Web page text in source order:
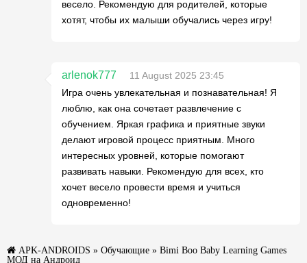
весело. Рекомендую для родителей, которые
хотят, чтобы их малыши обучались через игру!
arlenok777
11 August 2025 23:45
Игра очень увлекательная и познавательная! Я
люблю, как она сочетает развлечение с
обучением. Яркая графика и приятные звуки
делают игровой процесс приятным. Много
интересных уровней, которые помогают
развивать навыки. Рекомендую для всех, кто
хочет весело провести время и учиться
одновременно!
APK-ANDROIDS » Обучающие » Bimi Boo Baby Learning Games
МОД на Андроид